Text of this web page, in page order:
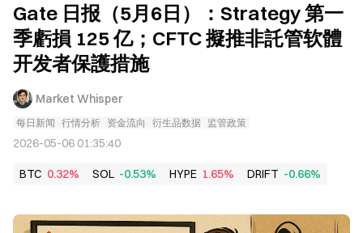
Gate 日报（5月6日）：Strategy 第一
季虧損 125 亿；CFTC 擬推非託管软體
开发者保護措施
Market Whisper
每日新闻 行情分析 资金流向 衍生品数据 监管政策
2026-05-06 01:35:40
BTC 0.32% SOL -0.53% HYPE 1.65% DRIFT -0.66%